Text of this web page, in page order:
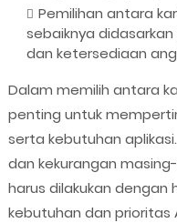
Pemilihan antara
sebaiknya didasarkan
dan ketersediaan
Dalam memilih antara
penting untuk
serta kebutuhan
dan kekurangan
harus dilakukan
kebutuhan dan prioritas